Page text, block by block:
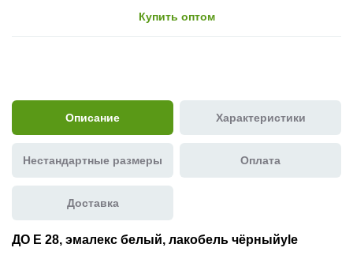
Купить оптом
Описание Характеристики
Нестандартные размеры Оплата
Доставка
ДО E 28, эмалекс белый, лакобель чёрныйyle